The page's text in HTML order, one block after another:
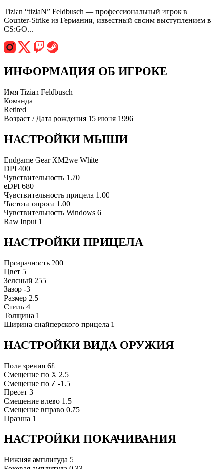
Tizian “tiziaN” Feldbusch — профессиональный игрок в
Counter-Strike из Германии, известный своим выступлением в
CS:GO...
ИНФОРМАЦИЯ ОБ ИГРОКЕ
Имя Tizian Feldbusch
Команда
Retired
Возраст / Дата рождения 15 июня 1996
НАСТРОЙКИ МЫШИ
Endgame Gear XM2we White
DPI 400
Чувствительность 1.70
eDPI 680
Чувствительность прицела 1.00
Частота опроса 1.00
Чувствительность Windows 6
Raw Input 1
НАСТРОЙКИ ПРИЦЕЛА
Прозрачность 200
Цвет 5
Зеленый 255
Зазор -3
Размер 2.5
Стиль 4
Толщина 1
Ширина снайперского прицела 1
НАСТРОЙКИ ВИДА ОРУЖИЯ
Поле зрения 68
Смещение по X 2.5
Смещение по Z -1.5
Пресет 3
Смещение влево 1.5
Смещение вправо 0.75
Правша 1
НАСТРОЙКИ ПОКАЧИВАНИЯ
Нижняя амплитуда 5